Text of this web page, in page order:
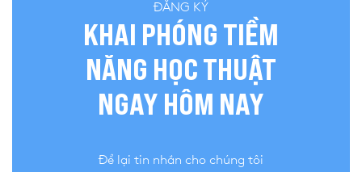
ĐĂNG KÝ
KHAI PHÓNG TIỀM
NĂNG HỌC THUẬT
NGAY HÔM NAY
Để lại tin nhắn cho chúng tôi